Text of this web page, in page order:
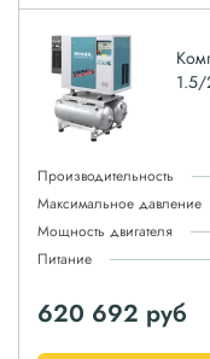
1.5/
Производительность
Максимальное давление
Мощность двигателя
Питание
620 692 руб